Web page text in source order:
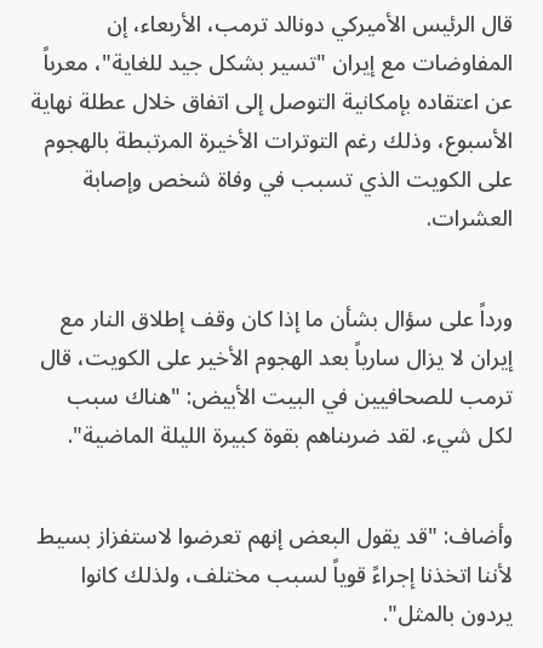
قال الرئيس الأميركي دونالد ترمب، الأربعاء، إن
المفاوضات مع إيران "تسير بشكل جيد للغاية"، معرباً
عن اعتقاده بإمكانية التوصل إلى اتفاق خلال عطلة نهاية
الأسبوع، وذلك رغم التوترات الأخيرة المرتبطة بالهجوم
على الكويت الذي تسبب في وفاة شخص وإصابة
العشرات.
ورداً على سؤال بشأن ما إذا كان وقف إطلاق النار مع
إيران لا يزال سارياً بعد الهجوم الأخير على الكويت، قال
ترمب للصحافيين في البيت الأبيض: "هناك سبب
لكل شيء. لقد ضربناهم بقوة كبيرة الليلة الماضية".
وأضاف: "قد يقول البعض إنهم تعرضوا لاستفزاز بسيط
لأننا اتخذنا إجراءً قوياً لسبب مختلف، ولذلك كانوا
يردون بالمثل".